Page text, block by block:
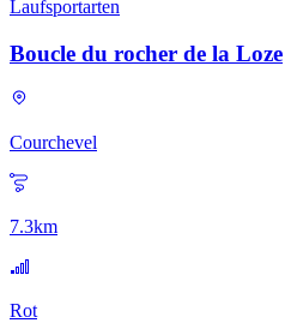
Laufsportarten
Boucle du rocher de la Loze
Courchevel
7.3km
Rot